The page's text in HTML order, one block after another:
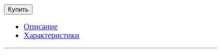
Купить
Описание
Характеристики